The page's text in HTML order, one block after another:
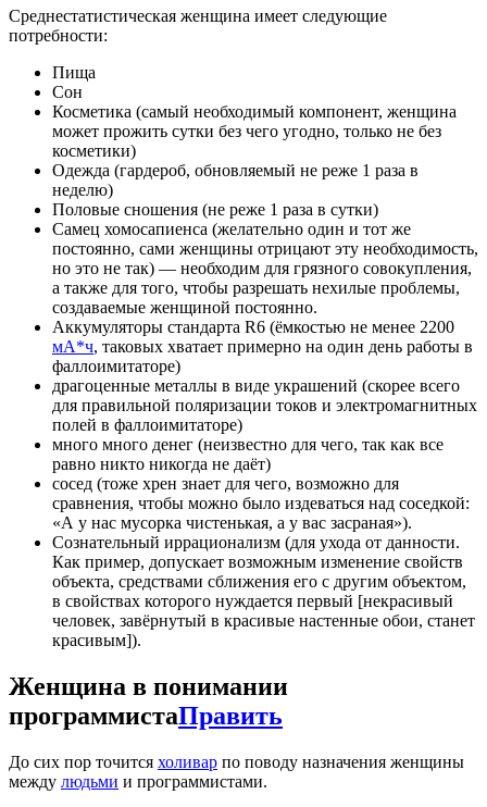
Среднестатистическая женщина имеет следующие
потребности:
Пища
Сон
Косметика (самый необходимый компонент, женщина
может прожить сутки без чего угодно, только не без
косметики)
Одежда (гардероб, обновляемый не реже 1 раза в
неделю)
Половые сношения (не реже 1 раза в сутки)
Самец хомосапиенса (желательно один и тот же
постоянно, сами женщины отрицают эту необходимость,
но это не так) — необходим для грязного совокупления,
а также для того, чтобы разрешать нехилые проблемы,
создаваемые женщиной постоянно.
Аккумуляторы стандарта R6 (ёмкостью не менее 2200
мА*ч, таковых хватает примерно на один день работы в
фаллоимитаторе)
драгоценные металлы в виде украшений (скорее всего
для правильной поляризации токов и электромагнитных
полей в фаллоимитаторе)
много много денег (неизвестно для чего, так как все
равно никто никогда не даёт)
сосед (тоже хрен знает для чего, возможно для
сравнения, чтобы можно было издеваться над соседкой:
«А у нас мусорка чистенькая, а у вас засраная»).
Сознательный иррационализм (для ухода от данности.
Как пример, допускает возможным изменение свойств
объекта, средствами сближения его с другим объектом,
в свойствах которого нуждается первый [некрасивый
человек, завёрнутый в красивые настенные обои, станет
красивым]).
Женщина в понимании
программистаПравить
До сих пор точится холивар по поводу назначения женщины
между людьми и программистами.